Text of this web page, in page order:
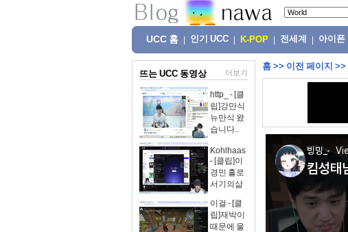
UCC 홈 인기 UCC K-POP 전세계 아이폰
뜨는 UCC 동영상 더보기
http_ - [클
립]강만식
뉴만식 왔
습니다..
Kohlhaas
- [클립]이
경민 홀로
서기의삶
이걸 - [클
립]재박이
때문에 울
홈 >> 이전 페이지 >>